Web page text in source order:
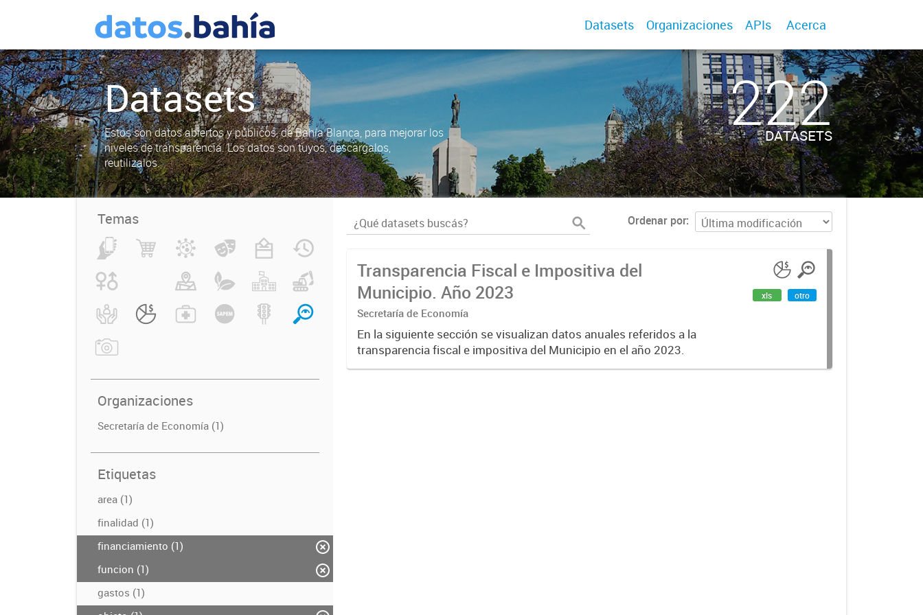
Datasets Organizaciones APIs Acerca
Datasets
Estos son datos abiertos y públicos, de Bahía Blanca, para mejorar los
niveles de transparencia. Los datos son tuyos, descargalos,
reutilizalos.
222
DATASETS
Temas
Organizaciones
Secretaría de Economía (1)
Etiquetas
area (1)
finalidad (1)
financiamiento (1)
funcion (1)
gastos (1)
Ordenar por
Transparencia Fiscal e Impositiva del
Municipio. Año 2023
Secretaría de Economía
En la siguiente sección se visualizan datos anuales referidos a la
transparencia fiscal e impositiva del Municipio en el año 2023.
xls otro